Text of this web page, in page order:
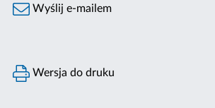
Wyślij e-mailem
Wersja do druku